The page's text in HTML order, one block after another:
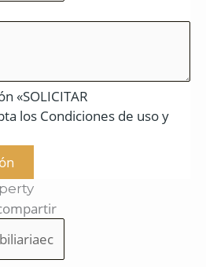
«SOLICITAR
los Condiciones de uso y